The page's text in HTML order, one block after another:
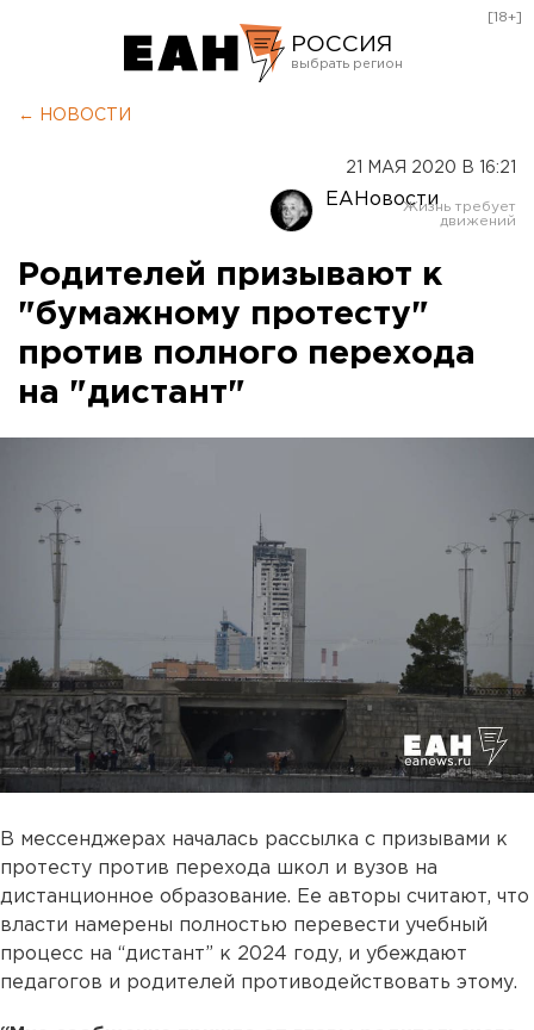
РОССИЯ
Оренбург
[18+]
← НОВОСТИ
21 МАЯ 2020 В 16:21
ЕАНовости
Родителей призывают к
"бумажному протесту"
против полного перехода
на "дистант"
В мессенджерах началась рассылка c призывами к
протесту против перехода школ и вузов на
дистанционное образование. Ее авторы считают, что
власти намерены полностью перевести учебный
процесс на “дистант” к 2024 году, и убеждают
педагогов и родителей противодействовать этому.